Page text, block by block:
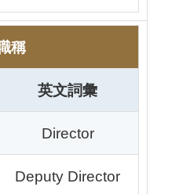
稱
英文詞彙
Director
Deputy Director